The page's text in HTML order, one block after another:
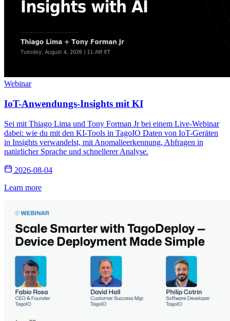
Webinar
IoT-Anwendungs-Insights mit KI
Sei mit Thiago Lima und Tony Forman Jr bei einem Live-Webinar
dabei: wie du mit den KI-Tools in TagoIO Daten von IoT-Geräten
in Insights verwandelst, mit Anomalieerkennung, Abfragen in
natürlicher Sprache und schnellerer Analyse.
2026-08-04
Learn more